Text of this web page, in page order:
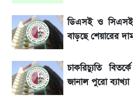
৬ আগস্ট দেশের বাজারে স্বর্ণের দাম
রবির বড় সাফল্য! আয় কম
গ্রাহক বৃদ্ধি
শেয়ার বিজকে লিগ্যাল নোটিশ
বিতর্ক
ডিএসই ও
বাড়ছে শেয়ারের
চাকরিচ্যুতি
জানাল পুরো ব্যাখ্যা